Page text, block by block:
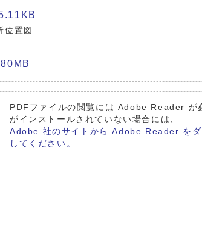
置図
PDFファイルの閲覧には Adobe Reader が
がインストールされていない場合には、
Adobe 社のサイトから Adobe Reader をダ
してください。